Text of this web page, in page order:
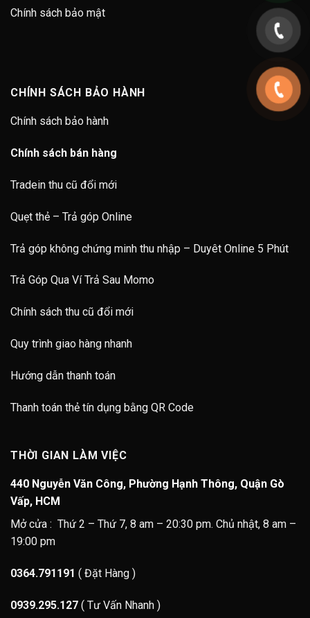
Chính sách bảo mật
CHÍNH SÁCH BẢO HÀNH
Chính sách bảo hành
Chính sách bán hàng
Tradein thu cũ đổi mới
Quẹt thẻ – Trả góp Online
Trả góp không chứng minh thu nhập – Duyêt Online 5 Phút
Trả Góp Qua Ví Trả Sau Momo
Chính sách thu cũ đổi mới
Quy trình giao hàng nhanh
Hướng dẫn thanh toán
Thanh toán thẻ tín dụng bằng QR Code
THỜI GIAN LÀM VIỆC
440 Nguyễn Văn Công, Phường Hạnh Thông, Quận Gò
Vấp, HCM
Mở cửa : Thứ 2 – Thứ 7, 8 am – 20:30 pm. Chủ nhật, 8 am –
19:00 pm
0364.791191 ( Đặt Hàng )
0939.295.127 ( Tư Vấn Nhanh )